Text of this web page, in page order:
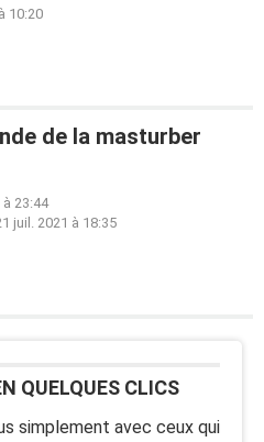
10:20
de la masturber
à 23:44
juil. 2021 à 18:35
QUELQUES CLICS
simplement avec ceux qui